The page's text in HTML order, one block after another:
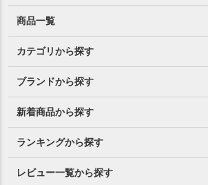
商品一覧
カテゴリから探す
ブランドから探す
新着商品から探す
ランキングから探す
レビュー一覧から探す